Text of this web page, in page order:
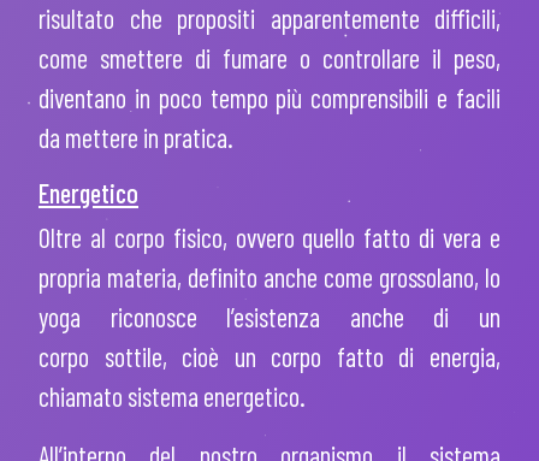
risultato che propositi apparentemente difficili,
come smettere di fumare o controllare il peso,
diventano in poco tempo più comprensibili e facili
da mettere in pratica.
Energetico
Oltre al corpo fisico, ovvero quello fatto di vera e
propria materia, definito anche come grossolano, lo
yoga riconosce l’esistenza anche di un
corpo sottile, cioè un corpo fatto di energia,
chiamato sistema energetico.
All’interno del nostro organismo il sistema